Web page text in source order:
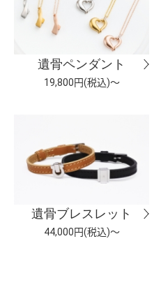
遺骨ペンダント
19,800円(税込)～
遺骨ブレスレット
44,000円(税込)～